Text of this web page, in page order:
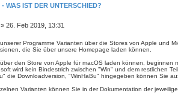
WAS IST DER UNTERSCHIED?
26. Feb 2019, 13:31
Programme Varianten über die Stores von Apple und
die Sie über unsere Homepage laden können.
den Store von Apple für macOS laden können, beginnen
wird kein Bindestrich zwischen "Win" und dem restlichen
die Downloadversion, "WinHaBu" hingegeben können Sie
Varianten können Sie in der Dokumentation der